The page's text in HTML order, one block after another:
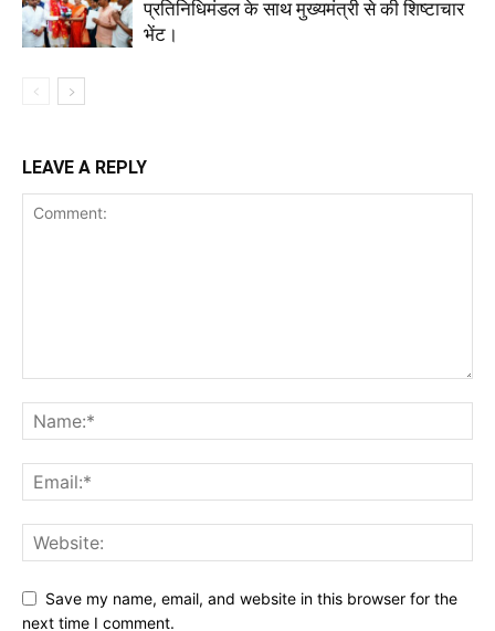
प्रतिनिधिमंडल के साथ मुख्यमंत्री से की शिष्टाचार
भेंट।
LEAVE A REPLY
Save my name, email, and website in this browser for the
next time I comment.